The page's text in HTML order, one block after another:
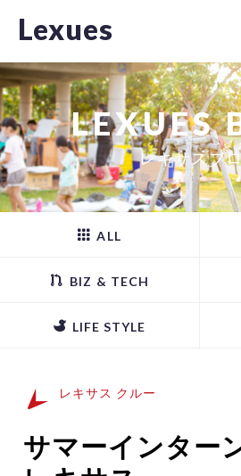
Lexues
LEXUES
レキサスブ
ALL
BIZ & TECH
LIFE STYLE
レキサス クルー
サマーインター